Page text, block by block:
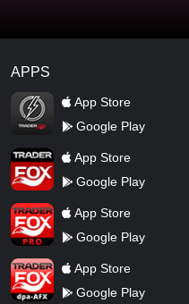
APPS
TraderFox Flash
App Store
Google Play
TraderFox AppApp Store
Google Play
TraderFox ProApp Store
Google Play
TraderFox dpa-AFX ProFeed
App Store
Google Play